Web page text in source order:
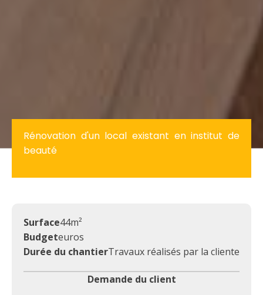
Rénovation d'un local existant en institut de
beauté
Demande du client
Surface44m²
Budgeteuros
Durée du chantierTravaux réalisés par la cliente